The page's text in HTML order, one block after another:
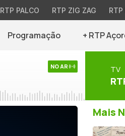
RTP PALCO RTP ZIG ZAG RTP
Programação + RTP
NO AR TV
Mais